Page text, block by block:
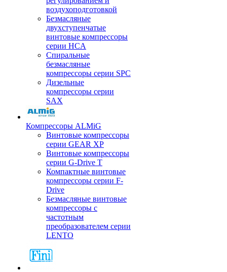
воздухоподготовкой
Безмасляные
двухступенчатые
винтовые компрессоры
серии HCA
Спиральные
безмасляные
компрессоры серии SPC
Дизельные
компрессоры серии
SAX
Компрессоры ALMiG
Винтовые компрессоры
серии GEAR XP
Винтовые компрессоры
серии G-Drive T
Компактные винтовые
компрессоры серии F-
Drive
Безмасляные винтовые
компрессоры с
частотным
преобразователем серии
LENTO